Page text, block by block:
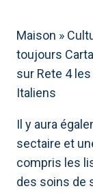
Maison »
toujours
sur Rete 4
Italiens
Il y aura
sectaire et
compris les
des soins de